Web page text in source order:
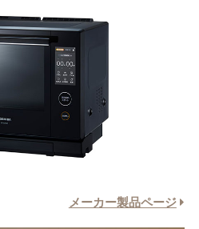
メーカー製品ページ